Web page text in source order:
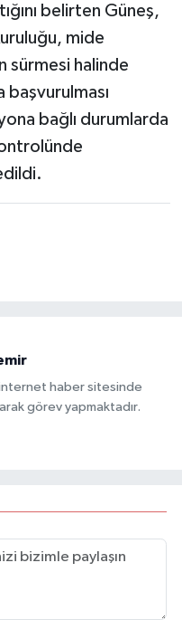
belirten Güneş,
mide
sürmesi halinde
başvurulması
bağlı durumlarda
internet haber sitesinde
görev yapmaktadır.